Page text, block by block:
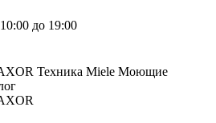
до 19:00
Техника Miele Моющие